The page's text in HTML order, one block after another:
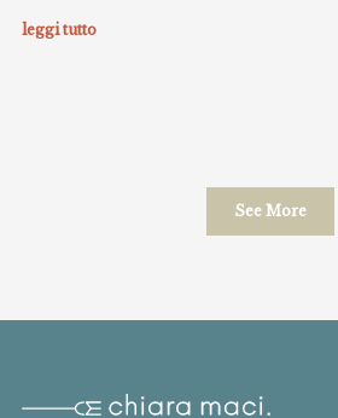
leggi tutto
See More